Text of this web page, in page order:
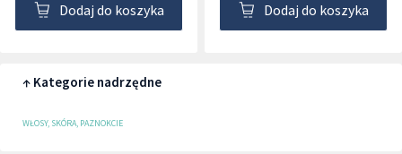
Dodaj do koszyka Dodaj do koszyka
↑ Kategorie nadrzędne
WŁOSY, SKÓRA, PAZNOKCIE